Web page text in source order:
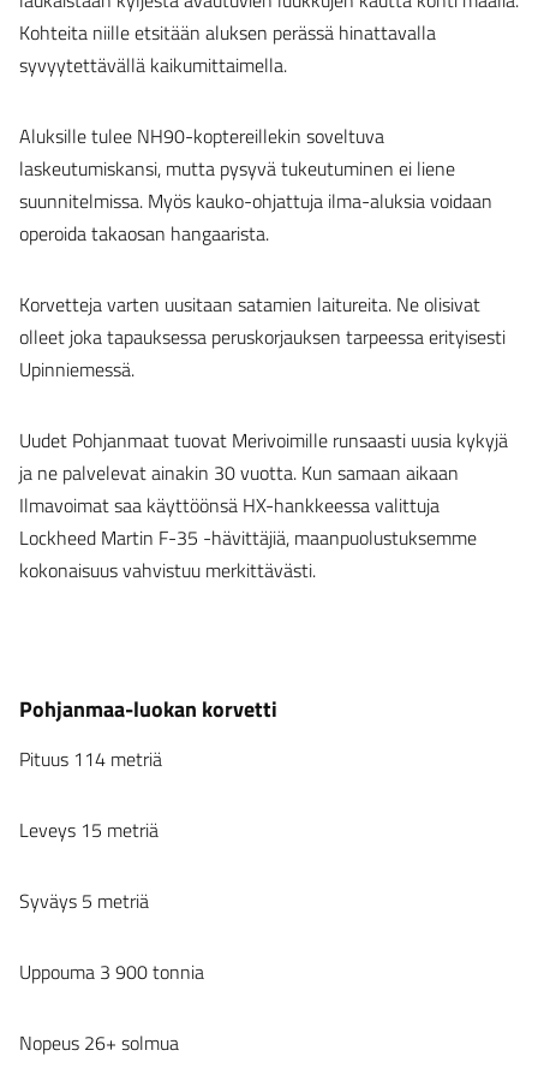
Kohteita niille etsitään aluksen perässä hinattavalla
syvyytettävällä kaikumittaimella.
Aluksille tulee NH90-koptereillekin soveltuva
laskeutumiskansi, mutta pysyvä tukeutuminen ei liene
suunnitelmissa. Myös kauko-ohjattuja ilma-aluksia voidaan
operoida takaosan hangaarista.
Korvetteja varten uusitaan satamien laitureita. Ne olisivat
olleet joka tapauksessa peruskorjauksen tarpeessa erityisesti
Upinniemessä.
Uudet Pohjanmaat tuovat Merivoimille runsaasti uusia kykyjä
ja ne palvelevat ainakin 30 vuotta. Kun samaan aikaan
Ilmavoimat saa käyttöönsä HX-hankkeessa valittuja
Lockheed Martin F-35 -hävittäjiä, maanpuolustuksemme
kokonaisuus vahvistuu merkittävästi.
Pohjanmaa-luokan korvetti
Pituus 114 metriä
Leveys 15 metriä
Syväys 5 metriä
Uppouma 3 900 tonnia
Nopeus 26+ solmua